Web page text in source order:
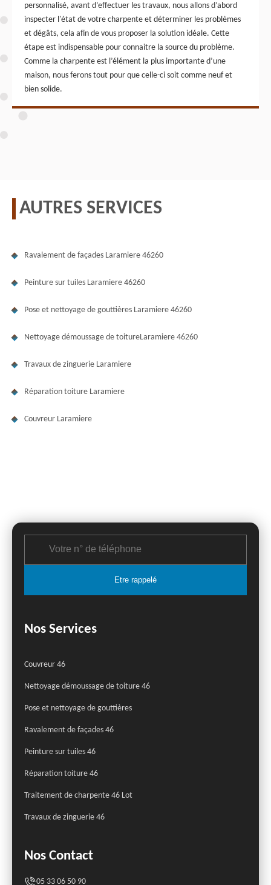
personnalisé, avant d’effectuer les travaux, nous allons d’abord
inspecter l'état de votre charpente et déterminer les problèmes
et dégâts, cela afin de vous proposer la solution idéale. Cette
étape est indispensable pour connaitre la source du problème.
Comme la charpente est l’élément la plus importante d’une
maison, nous ferons tout pour que celle-ci soit comme neuf et
bien solide.
AUTRES SERVICES
Ravalement de façades Laramiere 46260
Peinture sur tuiles Laramiere 46260
Pose et nettoyage de gouttières Laramiere 46260
Nettoyage démoussage de toitureLaramiere 46260
Travaux de zinguerie Laramiere
Réparation toiture Laramiere
Couvreur Laramiere
Nos Services
Couvreur 46
Nettoyage démoussage de toiture 46
Pose et nettoyage de gouttières
Ravalement de façades 46
Peinture sur tuiles 46
Réparation toiture 46
Traitement de charpente 46 Lot
Travaux de zinguerie 46
Nos Contact
05 33 06 50 90